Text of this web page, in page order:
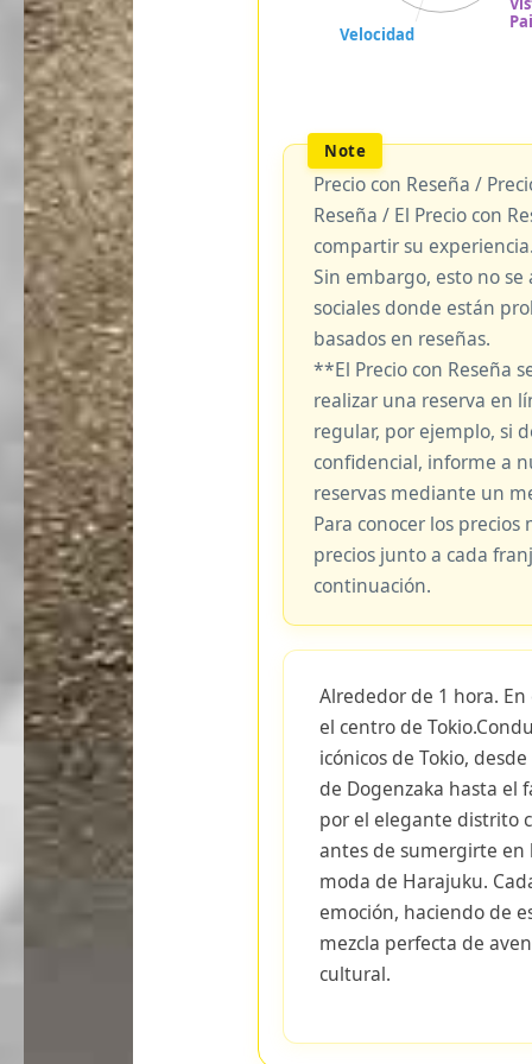
Precio con Reseña /
Reseña / El Precio con
compartir su
Sin embargo, esto no
sociales donde están
basados en reseñas.
**El Precio con Reseña
realizar una reserva en
regular, por ejemplo, si
confidencial, informe a
reservas mediante un
Para conocer los
precios junto a cada
continuación.
Alrededor de 1 hora.
el centro de
icónicos de Tokio,
de Dogenzaka hasta el
por el elegante distrito
antes de sumergirte en
moda de Harajuku.
emoción, haciendo de
mezcla perfecta de
cultural.